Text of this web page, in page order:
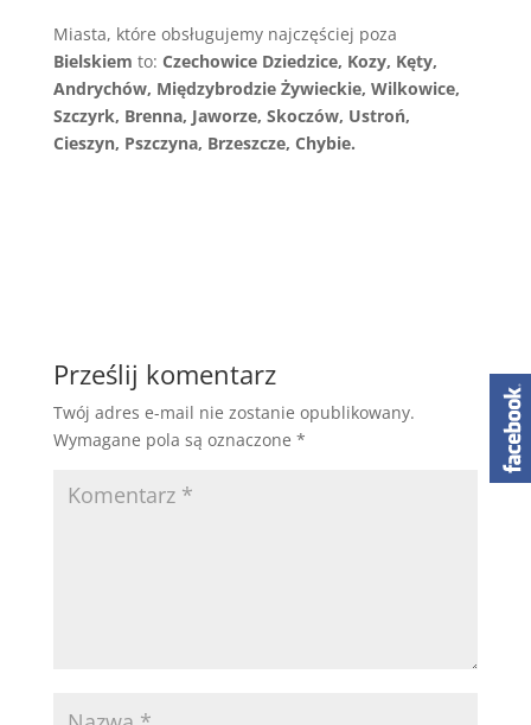
Miasta, które obsługujemy najczęściej poza
Bielskiem to: Czechowice Dziedzice, Kozy, Kęty,
Andrychów, Międzybrodzie Żywieckie, Wilkowice,
Szczyrk, Brenna, Jaworze, Skoczów, Ustroń,
Cieszyn, Pszczyna, Brzeszcze, Chybie.
Prześlij komentarz
Twój adres e-mail nie zostanie opublikowany.
Wymagane pola są oznaczone *